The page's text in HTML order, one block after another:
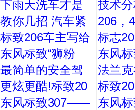
下雨天洗车才是
教你几招 汽车紧
标致206车主写给
东风标致“狮粉
最简单的安全驾
更炫更酷!标致20
东风标致307——
技术
206，
标志
东风
法兰
标致
东风